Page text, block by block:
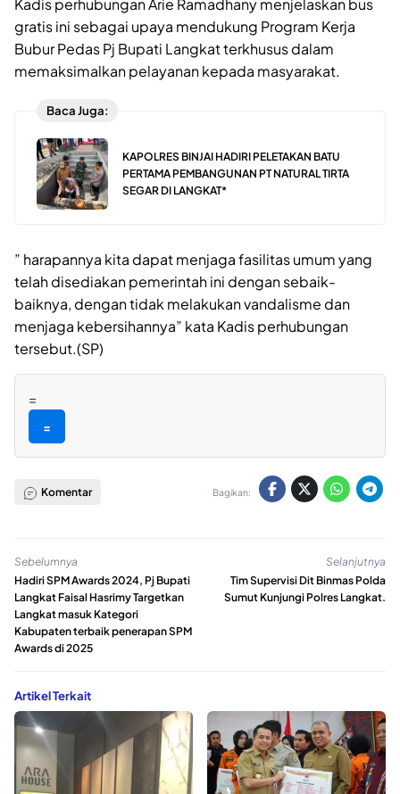
gratis ini sebagai upaya mendukung Program Kerja
Bubur Pedas Pj Bupati Langkat terkhusus dalam
memaksimalkan pelayanan kepada masyarakat.
Baca Juga:
KAPOLRES BINJAI HADIRI PELETAKAN BATU
PERTAMA PEMBANGUNAN PT NATURAL TIRTA
SEGAR DI LANGKAT*
” harapannya kita dapat menjaga fasilitas umum yang
telah disediakan pemerintah ini dengan sebaik-
baiknya, dengan tidak melakukan vandalisme dan
menjaga kebersihannya” kata Kadis perhubungan
tersebut.(SP)
=
=
Komentar Bagikan:
Sebelumnya
Hadiri SPM Awards 2024, Pj Bupati
Langkat Faisal Hasrimy Targetkan
Langkat masuk Kategori
Kabupaten terbaik penerapan SPM
Awards di 2025
Selanjutnya
Tim Supervisi Dit Binmas Polda
Sumut Kunjungi Polres Langkat.
Artikel Terkait